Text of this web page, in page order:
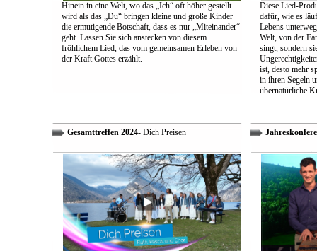
Hinein in eine Welt, wo das „Ich“ oft höher gestellt
wird als das „Du“ bringen kleine und große Kinder
die ermutigende Botschaft, dass es nur „Miteinander“
geht. Lassen Sie sich anstecken von diesem
fröhlichem Lied, das vom gemeinsamen Erleben von
der Kraft Gottes erzählt.
Diese Lied-
dafür, wie es
Lebens
Welt, von der
singt, sondern
ist, desto mehr
in ihren Segeln
übernatürliche
Gesamttreffen 2024- Dich Preisen